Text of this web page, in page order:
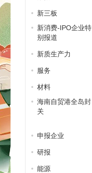
新三板
新消费-IPO企业特
别报道
新质生产力
服务
材料
海南自贸港全岛封
关
申报企业
研报
能源